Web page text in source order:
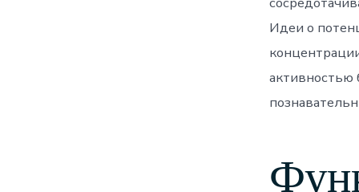
Идеи о
активностью